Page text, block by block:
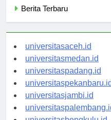
universitasaceh.id
universitasmedan.id
universitaspadang.id
universitaspekanbaru.id
universitasjambi.id
universitaspalembang.id